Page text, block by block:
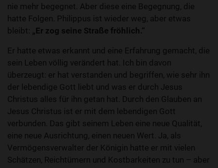
nie mehr begegnet. Aber diese eine Begegnung, die
hatte Folgen. Philippus ist wieder weg, aber etwas
bleibt: „Er zog seine Straße fröhlich.“
Er hatte etwas erkannt und eine Erfahrung gemacht, die
sein Leben völlig verändert hat. Ich bin davon
überzeugt: er hat verstanden und begriffen, wie sehr ihn
der lebendige Gott liebt und was er durch Jesus
Christus alles für ihn getan hat. Durch den Glauben an
Jesus Christus ist er mit dem lebendigen Gott
verbunden. Das gibt seinem Leben eine neue Qualität,
eine neue Ausrichtung, einen neuen Wert. Ja, als
Vermögensverwalter der Königin hatte er mit vielen
Schätzen, Reichtümern und Kostbarkeiten zu tun – aber